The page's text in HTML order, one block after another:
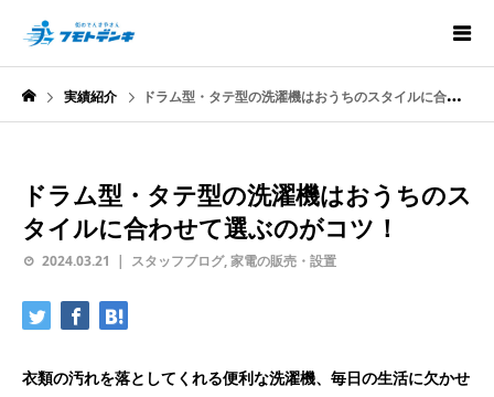
実績紹介 ドラム型・タテ型の洗濯機はおうちのスタイルに合わせて選ぶのがコツ！
ドラム型・タテ型の洗濯機はおうちのス
タイルに合わせて選ぶのがコツ！
2024.03.21 スタッフブログ,家電の販売・設置
衣類の汚れを落としてくれる便利な洗濯機、毎日の生活に欠かせ